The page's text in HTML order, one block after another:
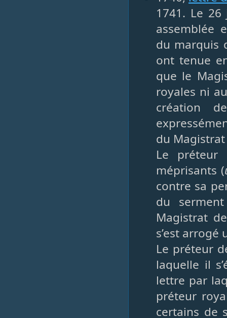
1741. Le
assemblée
du marquis
ont tenue
que le
royales ni
création
du Magistrat
Le préteur
méprisants (
contre sa
du
Magistrat
s’est
Le préteur
laquelle il
lettre par
préteur
certains de